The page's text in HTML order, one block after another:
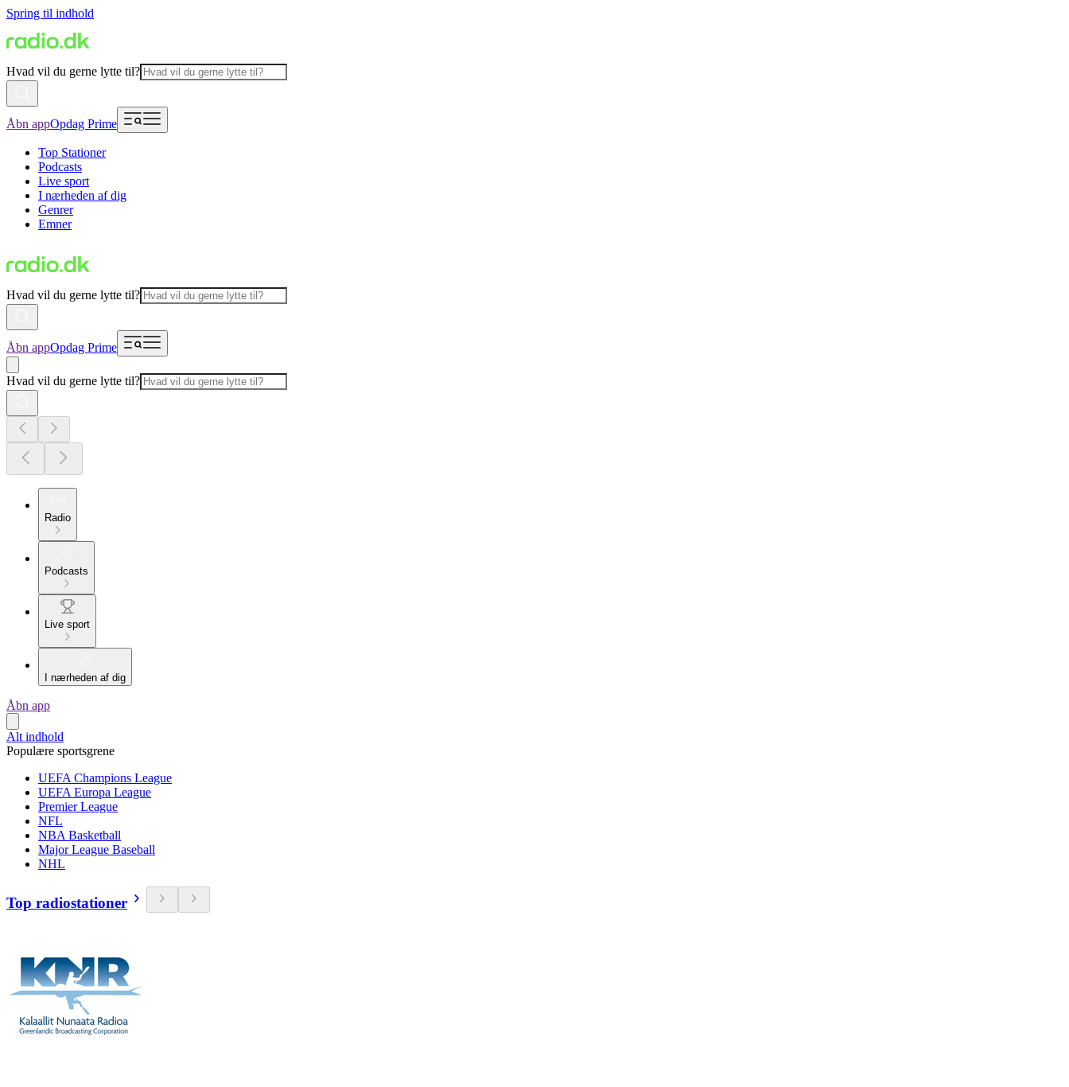
Spring til indhold
Hvad vil du gerne lytte til?
Åbn appOpdag Prime
Top Stationer
Podcasts
Live sport
I nærheden af dig
Genrer
Emner
Hvad vil du gerne lytte til?
Åbn appOpdag Prime
Hvad vil du gerne lytte til?
Radio
Podcasts
Live sport
I nærheden af dig
Åbn app
Alt indhold
Populære sportsgrene
UEFA Champions League
UEFA Europa League
Premier League
NFL
NBA Basketball
Major League Baseball
NHL
Top radiostationer